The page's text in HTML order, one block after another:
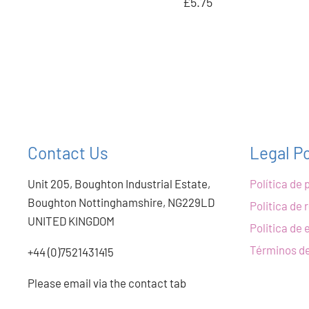
Contact Us
Unit 205, Boughton Industrial Estate,
Boughton Nottinghamshire, NG229LD
UNITED KINGDOM
+44 (0)7521431415
Please email via the contact tab
Legal
Política de
Politica de
Politica de
Términos